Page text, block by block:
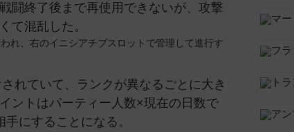
闘終了後まで再使用できないが、攻撃
て混乱した。
れ、右のイニシアチブスロットで管理して進行す
れていて、ランクが異なるごとに大き
ントはパーティー人数×現在の日数で
にすることになる。